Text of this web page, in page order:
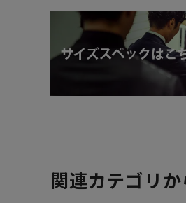
関連カテゴリ